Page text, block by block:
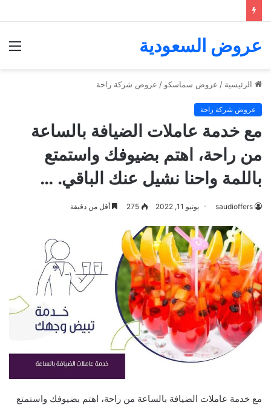
عروض السعودية
الرئيسية / عروض سماسكو / عروض شركة راحة
عروض شركة راحة
مع خدمة عاملات الضيافة بالساعة
من راحة، اهتم بضيوفك واستمتع
باللمة واحنا نشيل عنك الباقي. …
saudioffers يونيو 11, 2022 275 أقل من دقيقة
مع خدمة عاملات الضيافة بالساعة من راحة، اهتم بضيوفك واستمتع